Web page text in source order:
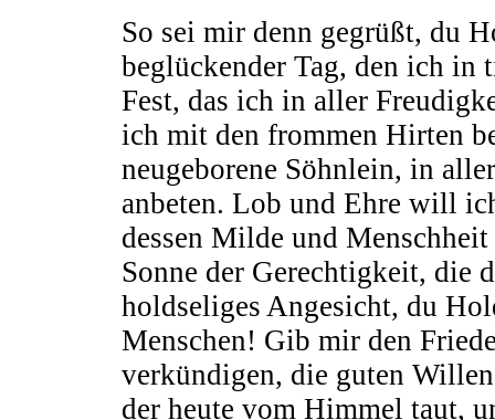
So sei mir denn gegrüßt, du
beglückender Tag, den ich in
Fest, das ich in aller
ich mit den frommen Hirten
neugeborene Söhnlein, in
anbeten. Lob und Ehre will
dessen Milde und
Sonne der Gerechtigkeit, die
holdseliges Angesicht, du
Menschen! Gib mir den
verkündigen, die guten
der heute vom Himmel taut,